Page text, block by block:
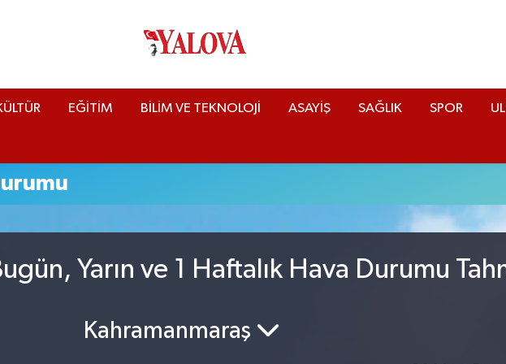
EĞİTİM BİLİM VE TEKNOLOJİ ASAYİŞ SAĞLIK SPOR
Yarın ve 1 Haftalık Hava Durumu
Kahramanmaraş